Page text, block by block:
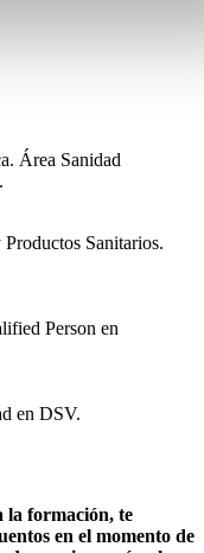
Área Sanidad
Sanitarios.
Person en
en DSV.
la formación, te
en el momento de